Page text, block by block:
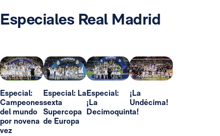
Especiales Real Madrid
Especial:
Campeones
del mundo
por novena
vez
Especial: La
sexta
Supercopa
de Europa
Especial:
¡La
Decimoquinta!
¡La
Undécima!